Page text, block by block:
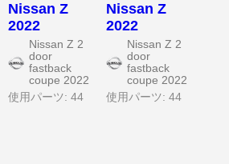
Nissan Z
2022
Nissan Z 2
door
fastback
coupe 2022
使用パーツ: 44
Nissan Z
2022
Nissan Z 2
door
fastback
coupe 2022
使用パーツ: 44